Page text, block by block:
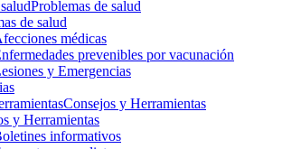
Problemas de salud
de salud
médicas
prevenibles por vacunación
y Emergencias
Consejos y Herramientas
y Herramientas
informativos